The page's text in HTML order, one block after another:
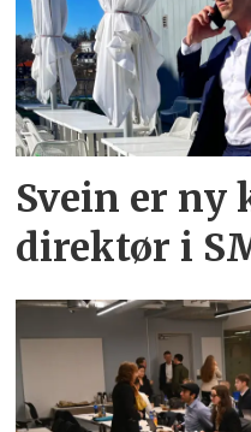
Svein er ny
direktør i